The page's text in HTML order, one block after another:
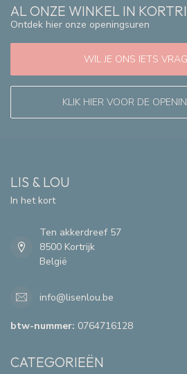
AL ONZE WINKEL IN
Ontdek hier onze openingsuren
WIL JE ONS IETS
KLIK HIER VOOR DE
LIS & LOU
In het kort
Ten akkerdreef 57
8500 Kortrijk
België
info@lisenlou.be
btw-nummer: 0764716128
CATEGORIEËN